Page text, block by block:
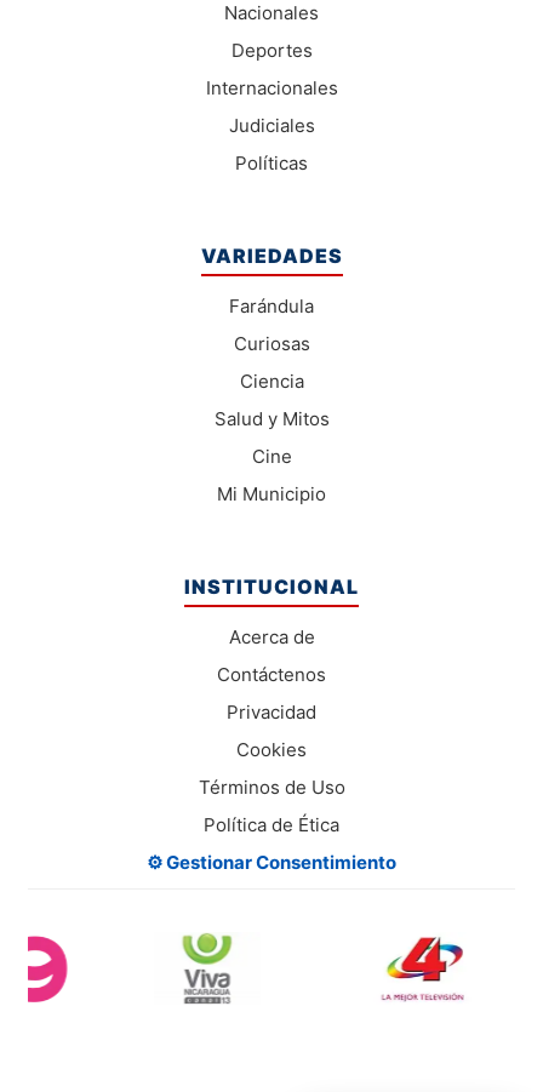
Nacionales
Deportes
Internacionales
Judiciales
Políticas
VARIEDADES
Farándula
Curiosas
Ciencia
Salud y Mitos
Cine
Mi Municipio
INSTITUCIONAL
Acerca de
Contáctenos
Privacidad
Cookies
Términos de Uso
Política de Ética
⚙️ Gestionar Consentimiento